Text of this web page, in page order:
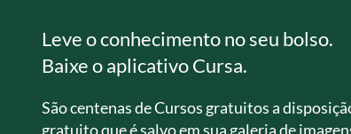
Leve o conhecimento no seu bolso.
Baixe o aplicativo Cursa.
São centenas de Cursos gratuitos a
gratuito que é salvo em sua galeria de